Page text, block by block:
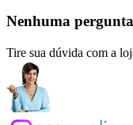
Nenhuma
Tire sua dúvida com a